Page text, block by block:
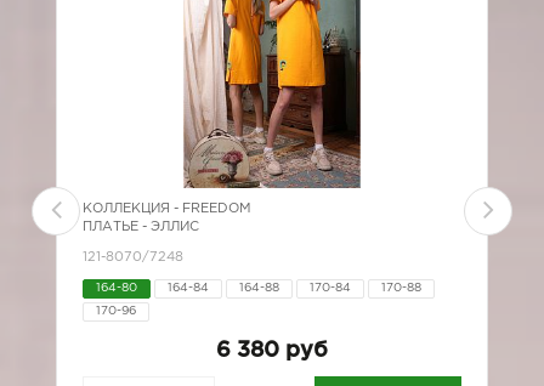
КОЛЛЕКЦИЯ - FREEDOM
ПЛАТЬЕ - ЭЛЛИС
121-8070/7248
164-80 164-84 164-88 170-84 170-88
170-96
6 380 руб